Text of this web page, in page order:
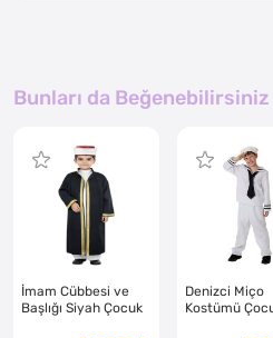
Bunları da Beğenebilirsiniz
İmam Cübbesi ve
Başlığı Siyah Çocuk
Denizci Miço
Kostümü